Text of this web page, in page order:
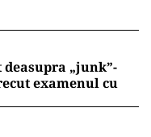
deasupra „junk”-
examenul cu